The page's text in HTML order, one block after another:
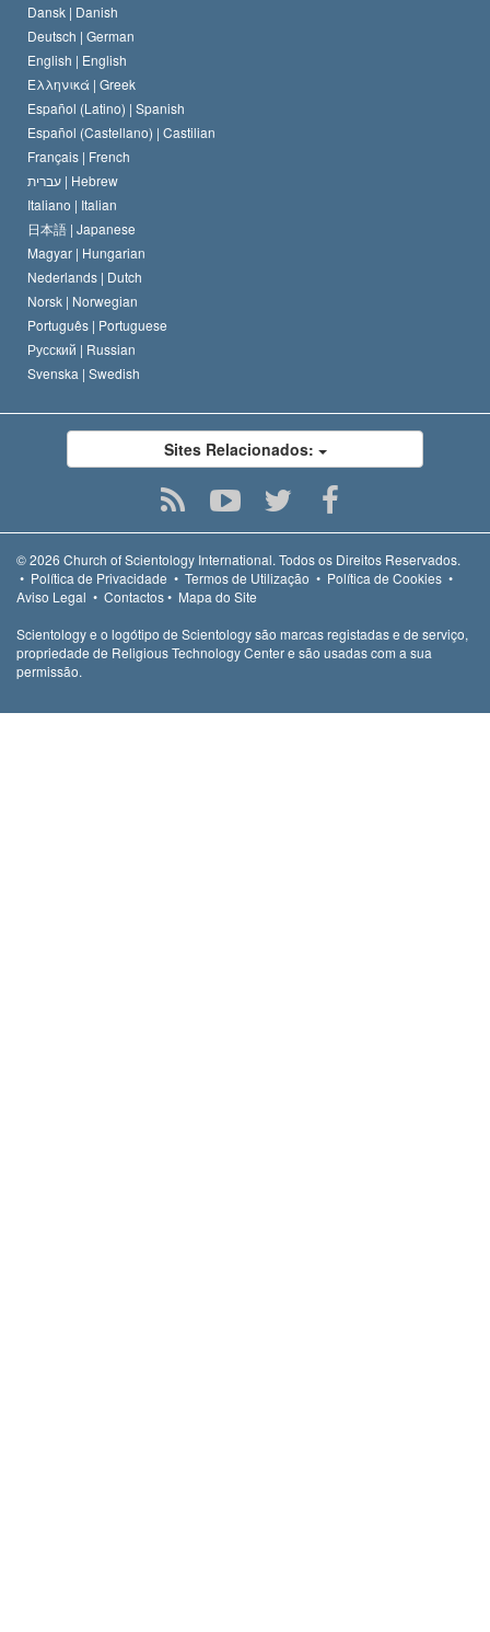
O Código de Um Scientologist
David Miscavige
Proclamação sobre Religião
Dansk | Danish
Deutsch | German
English | English
Ελληνικά | Greek
Español (Latino) | Spanish
Español (Castellano) | Castilian
Français | French
עברית | Hebrew
Italiano | Italian
日本語 | Japanese
Magyar | Hungarian
Nederlands | Dutch
Norsk | Norwegian
Português | Portuguese
Русский | Russian
Svenska | Swedish
Sites Relacionados:
© 2026 Church of Scientology International. Todos os Direitos Reservados.
• Política de Privacidade • Termos de Utilização • Política de Cookies •
Aviso Legal • Contactos• Mapa do Site
Scientology e o logótipo de Scientology são marcas registadas e de serviço,
propriedade de Religious Technology Center e são usadas com a sua
permissão.